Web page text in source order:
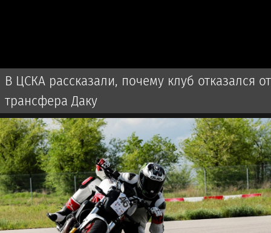
В ЦСКА рассказали, почему клуб отказался от
трансфера Даку